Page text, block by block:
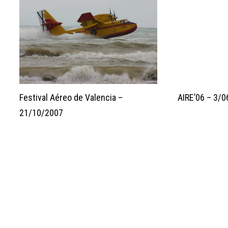
Festival Aéreo de Valencia –
21/10/2007
AIRE’06 – 3/